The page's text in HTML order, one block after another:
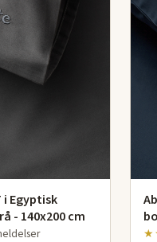
i Egyptisk
- 140x200 cm